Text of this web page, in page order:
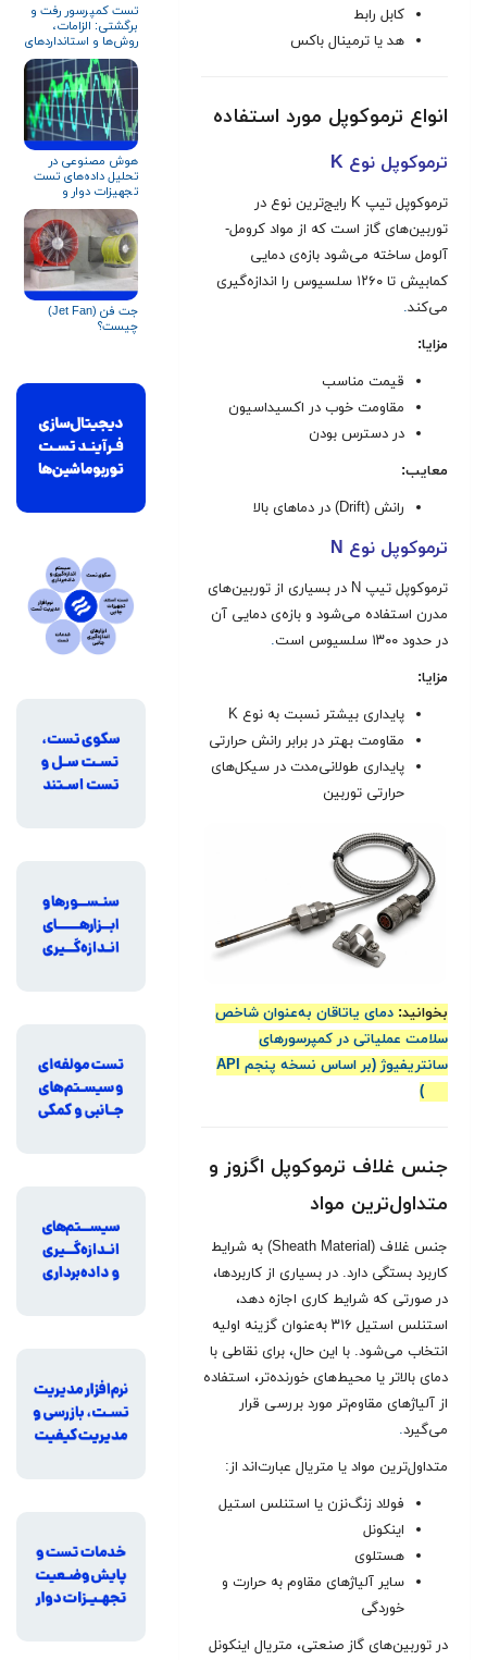
کابل رابط
هد یا ترمینال باکس
انواع ترموکوپل مورد استفاده
ترموکوپل نوع K
ترموکوپل تیپ K رایج‌ترین نوع در
توربین‌های گاز است که از مواد کرومل-
آلومل ساخته می‌شود بازه‌ی دمایی
کمابیش تا ۱۲۶۰ سلسیوس را اندازه‌گیری
می‌کند.
مزایا:
قیمت مناسب
مقاومت خوب در اکسیداسیون
در دسترس بودن
معایب:
رانش (Drift) در دماهای بالا
ترموکوپل نوع N
ترموکوپل تیپ N در بسیاری از توربین‌های
مدرن استفاده می‌شود و بازه‌ی دمایی آن
در حدود ۱۳۰۰ سلسیوس است
.
مزایا:
پایداری بیشتر نسبت به نوع K
مقاومت بهتر در برابر رانش حرارتی
پایداری طولانی‌مدت در سیکل‌های
حرارتی توربین
بخوانید: دمای یاتاقان به‌عنوان شاخص
سلامت عملیاتی در کمپرسورهای
سانتریفیوژ (بر اساس نسخه پنجم API
جنس غلاف ترموکوپل اگزوز و
متداول‌ترین مواد
جنس غلاف (Sheath Material) به شرایط
کاربرد بستگی دارد. در بسیاری از کاربردها،
در صورتی که شرایط کاری اجازه دهد،
استنلس استیل ۳۱۶ به‌عنوان گزینه اولیه
انتخاب می‌شود. با این حال، برای نقاطی با
دمای بالاتر یا محیط‌های خورنده‌تر، استفاده
از آلیاژهای مقاوم‌تر مورد بررسی قرار
می‌گیرد.
متداول‌ترین مواد یا متریال عبارت‌اند از:
فولاد زنگ‌نزن یا استنلس استیل
اینکونل
هستلوی
سایر آلیاژهای مقاوم به حرارت و
خوردگی
در توربین‌های گاز صنعتی، متریال اینکونل
تست کمپرسور رفت‌ و
برگشتی: الزامات،
روش‌ها و استانداردهای
بین‌المللی‎
هوش مصنوعی در
تحلیل داده‌های تست
تجهیزات دوار و
کمپرسورها
جت فن (Jet Fan)
چیست؟